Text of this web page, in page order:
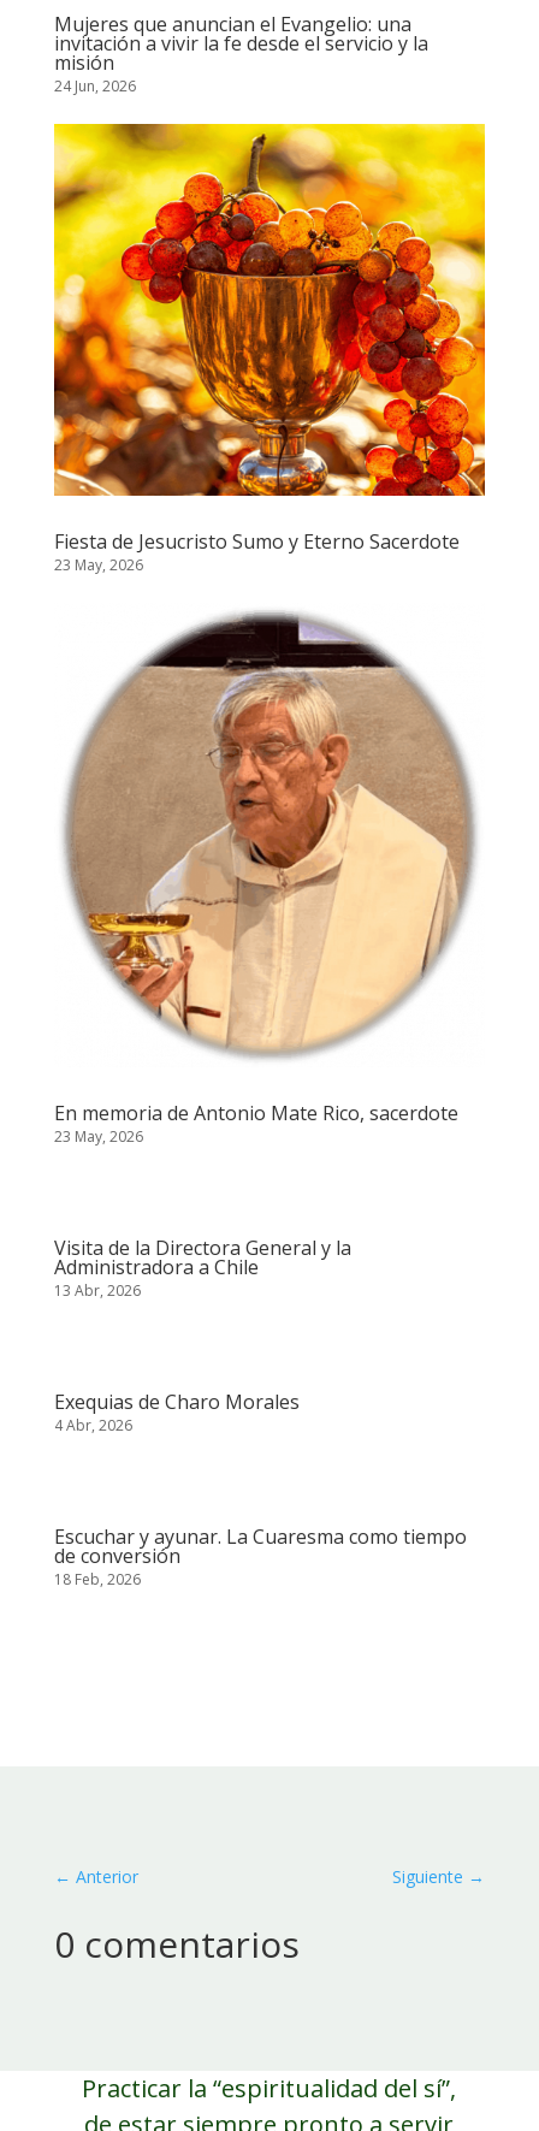
Mujeres que anuncian el Evangelio: una
invitación a vivir la fe desde el servicio y la
misión
24 Jun, 2026
Fiesta de Jesucristo Sumo y Eterno Sacerdote
23 May, 2026
En memoria de Antonio Mate Rico, sacerdote
23 May, 2026
Visita de la Directora General y la
Administradora a Chile
13 Abr, 2026
Exequias de Charo Morales
4 Abr, 2026
Escuchar y ayunar. La Cuaresma como tiempo
de conversión
18 Feb, 2026
← Anterior Siguiente →
0 comentarios
Practicar la “espiritualidad del sí”,